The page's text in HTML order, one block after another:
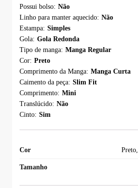
Possui bolso: Não
Linho para manter aquecido: Não
Estampa: Simples
Gola: Gola Redonda
Tipo de manga: Manga Regular
Cor: Preto
Comprimento da Manga: Manga Curta
Caimento da peça: Slim Fit
Comprimento: Mini
Translúcido: Não
Cinto: Sim
Cor
Tamanho